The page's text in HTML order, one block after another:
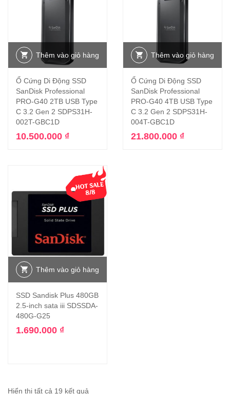
Thêm vào giỏ hàng
Ổ Cứng Di Động SSD
SanDisk Professional
PRO-G40 2TB USB Type
C 3.2 Gen 2 SDPS31H-
002T-GBC1D
10.500.000 ₫
Thêm vào giỏ hàng
Ổ Cứng Di Động SSD
SanDisk Professional
PRO-G40 4TB USB Type
C 3.2 Gen 2 SDPS31H-
004T-GBC1D
21.800.000 ₫
Thêm vào giỏ hàng
SSD Sandisk Plus 480GB
2.5-inch sata iii SDSSDA-
480G-G25
1.690.000 ₫
Hiển thị tất cả 19 kết quả